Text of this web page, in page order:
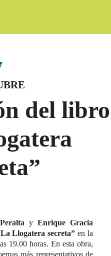
del evento
d’octubre
del libro
yEnrique Gracia
Llogatera secreta” en la
19.00 horas. En esta obra,
más representativos de